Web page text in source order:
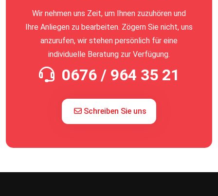
Wir nehmen uns Zeit, um Ihnen zuzuhören und
Ihre Anliegen zu bearbeiten. Zögern Sie nicht, uns
anzurufen, wir stehen persönlich für eine
individuelle Beratung zur Verfügung.
0676 / 964 35 21
Schreiben Sie uns